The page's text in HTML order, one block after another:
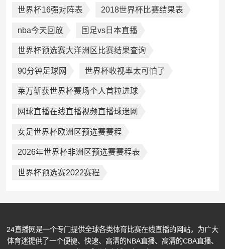
世界杯16强对阵表 2018世界杯比赛结果表
nba今天回放 国足vs日本直播
世界杯预选赛大洋洲区比赛结果查询
90分钟足球网 世界杯收视率太可怕了
莱万斩获世界杯赛场个人首粒进球
网球直播在线直播视频直播球迷网
女足世界杯欧洲区预选赛赛程
2026年世界杯非洲区预选赛赛程表
世界杯预选赛2022赛程
24直播网是一个专门提供全球各类体育比赛在线直播的网站，为广大
体育迷提供了一个便捷、快速、高清的NBA直播、高清的CBA直播、